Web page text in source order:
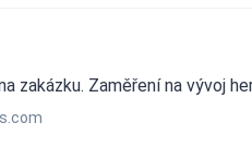
zakázku. Zaměření na vývoj